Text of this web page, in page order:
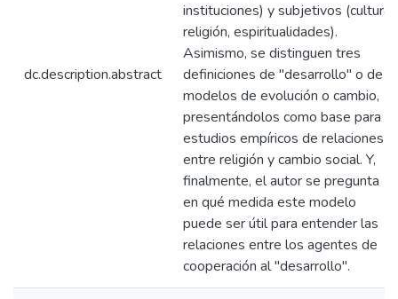
dc.description.abstract
instituciones) y subjetivos (cultura,
religión, espiritualidades).
Asimismo, se distinguen tres
definiciones de "desarrollo" o de
modelos de evolución o cambio,
presentándolos como base para
estudios empíricos de relaciones
entre religión y cambio social. Y,
finalmente, el autor se pregunta
en qué medida este modelo
puede ser útil para entender las
relaciones entre los agentes de
cooperación al "desarrollo".